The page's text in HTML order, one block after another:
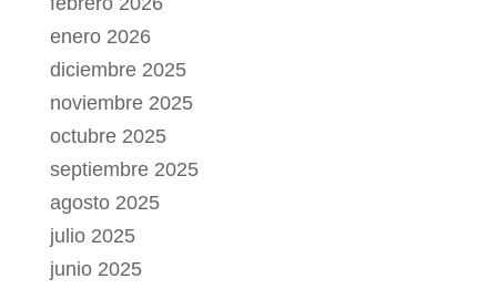
enero 2026
diciembre 2025
noviembre 2025
octubre 2025
septiembre 2025
agosto 2025
julio 2025
junio 2025